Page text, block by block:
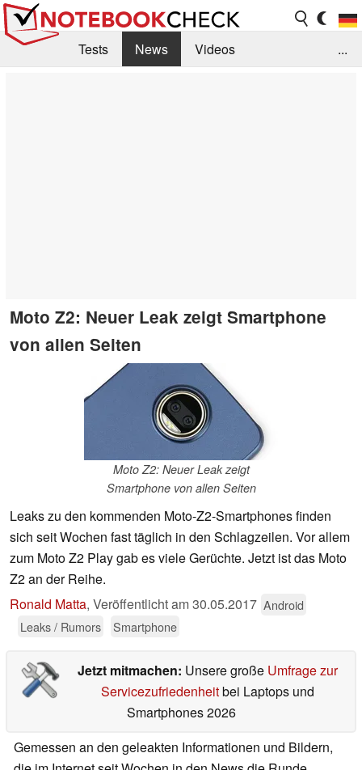
Tests News
Videos
...
Moto Z2: Neuer Leak zeigt Smartphone
von allen Seiten
Moto Z2: Neuer Leak zeigt
Smartphone von allen Seiten
Leaks zu den kommenden Moto-Z2-Smartphones finden
sich seit Wochen fast täglich in den Schlagzeilen. Vor allem
zum Moto Z2 Play gab es viele Gerüchte. Jetzt ist das Moto
Z2 an der Reihe.
Ronald Matta, Veröffentlicht am30.05.2017 Android
Leaks / Rumors
Smartphone
Jetzt mitmachen: Unsere große Umfrage zur
Servicezufriedenheitbei Laptops und
Smartphones 2026
Gemessen an den geleakten Informationen und Bildern,